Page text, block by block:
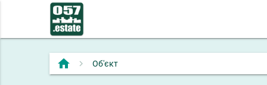
home Об'єкт